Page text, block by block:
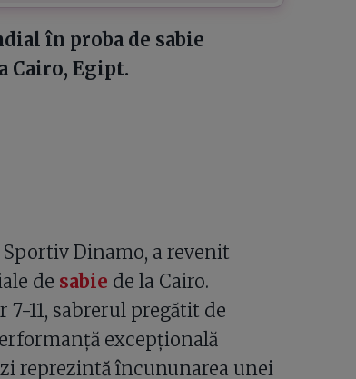
în proba de sabie
Cairo, Egipt.
Dinamo, a revenit
de sabie de la Cairo.
7-11, sabrerul pregătit de
excepțională
reprezintă încununarea unei